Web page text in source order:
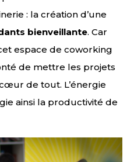
: la création d’une
bienveillante. Car
espace de coworking
de mettre les projets
de tout. L’énergie
ainsi la productivité de